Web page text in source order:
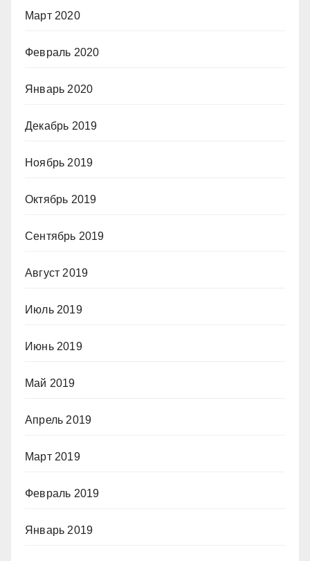
Март 2020
Февраль 2020
Январь 2020
Декабрь 2019
Ноябрь 2019
Октябрь 2019
Сентябрь 2019
Август 2019
Июль 2019
Июнь 2019
Май 2019
Апрель 2019
Март 2019
Февраль 2019
Январь 2019